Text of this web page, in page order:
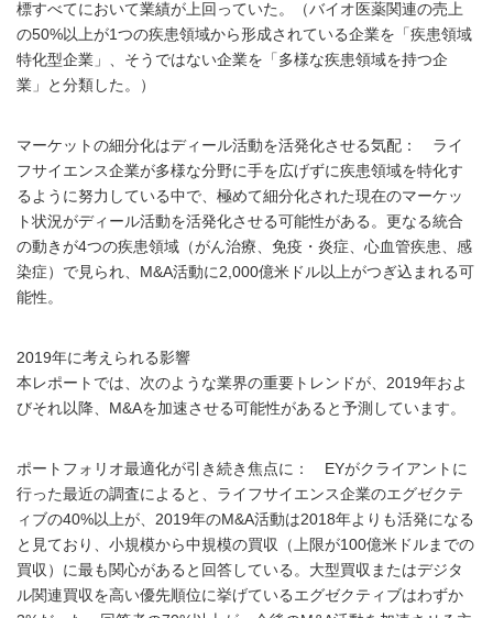
標すべてにおいて業績が上回っていた。（バイオ医薬関連の売上
の50%以上が1つの疾患領域から形成されている企業を「疾患領域
特化型企業」、そうではない企業を「多様な疾患領域を持つ企
業」と分類した。）
マーケットの細分化はディール活動を活発化させる気配： ライ
フサイエンス企業が多様な分野に手を広げずに疾患領域を特化す
るように努力している中で、極めて細分化された現在のマーケッ
ト状況がディール活動を活発化させる可能性がある。更なる統合
の動きが4つの疾患領域（がん治療、免疫・炎症、心血管疾患、感
染症）で見られ、M&A活動に2,000億米ドル以上がつぎ込まれる可
能性。
2019年に考えられる影響
本レポートでは、次のような業界の重要トレンドが、2019年およ
びそれ以降、M&Aを加速させる可能性があると予測しています。
ポートフォリオ最適化が引き続き焦点に： EYがクライアントに
行った最近の調査によると、ライフサイエンス企業のエグゼクテ
ィブの40%以上が、2019年のM&A活動は2018年よりも活発になる
と見ており、小規模から中規模の買収（上限が100億米ドルまでの
買収）に最も関心があると回答している。大型買収またはデジタ
ル関連買収を高い優先順位に挙げているエグゼクティブはわずか